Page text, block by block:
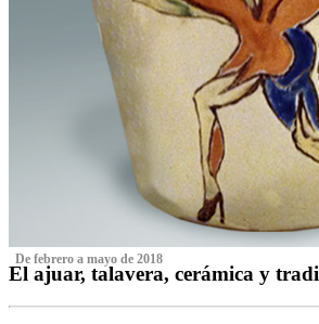
‌ De febrero a mayo de 2018
El ajuar, talavera, cerámica y